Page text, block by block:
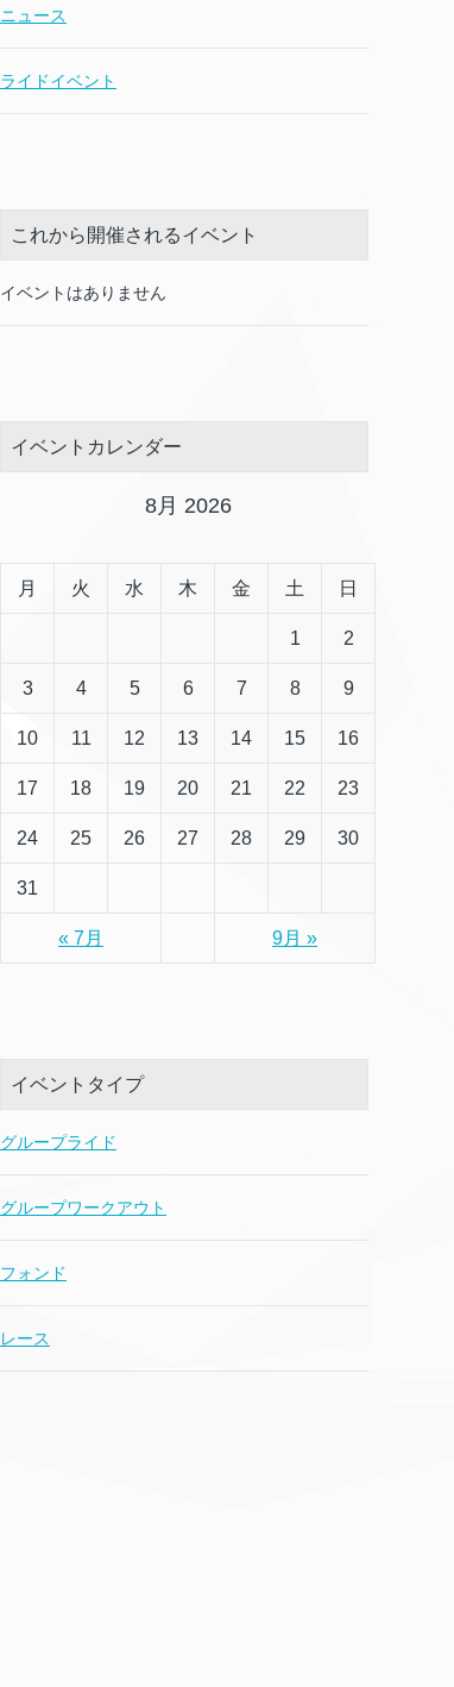
ニュース
ライドイベント
これから開催されるイベント
イベントはありません
イベントカレンダー
8月 2026
月 火 水 木 金 土 日
1 2
3 4 5 6 7 8 9
10 11 12 13 14 15 16
17 18 19 20 21 22 23
24 25 26 27 28 29 30
31
« 7月 9月 »
イベントタイプ
グループライド
グループワークアウト
フォンド
レース